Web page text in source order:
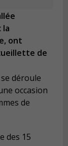
la
ont
de
déroule
occasion
de
des 15